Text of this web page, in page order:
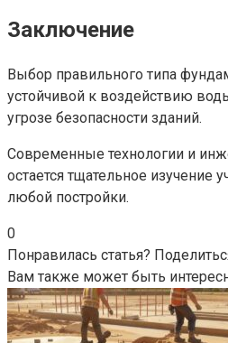
Заключение
Выбор правильного типа
устойчивой к воздействию
угрозе безопасности зданий.
Современные технологии и
остается тщательное
любой постройки.
0
Понравилась статья?
Вам также может быть